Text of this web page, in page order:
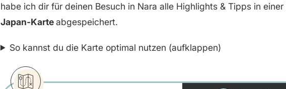
habe ich dir für deinen Besuch in Nara alle Highlights & Tipps in einer
Japan-Karteabgespeichert.
So kannst du die Karte optimal nutzen (aufklappen)